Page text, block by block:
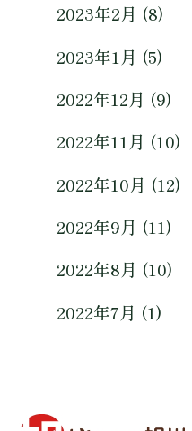
2023年2月 (8)
2023年1月 (5)
2022年12月 (9)
2022年11月 (10)
2022年10月 (12)
2022年9月 (11)
2022年8月 (10)
2022年7月 (1)